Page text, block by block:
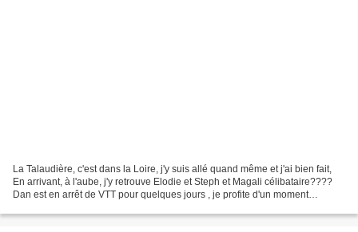
La Talaudière, c'est dans la Loire, j'y suis allé quand même et j'ai bien fait,
En arrivant, à l'aube, j'y retrouve Elodie et Steph et Magali célibataire????
Dan est en arrêt de VTT pour quelques jours , je profite d'un moment